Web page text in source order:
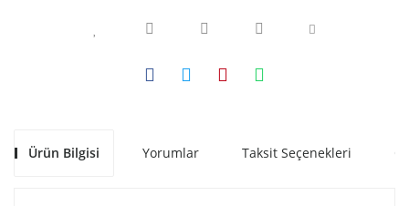
Ürün Bilgisi Yorumlar Taksit Seçenekleri